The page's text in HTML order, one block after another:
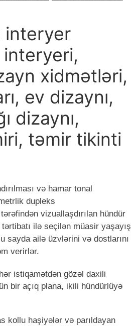
interyer
interyeri,
xidmətləri,
ev dizaynı,
dizaynı,
təmir tikinti
və hamar tonal
dupleks
vizuallaşdırılan hündür
ilə seçilən müasir yaşayış
sayda ailə üzvlərini və dostlarını
verirlər.
istiqamətdən gözəl daxili
bir açıq plana, ikili hündürlüyə
kollu haşiyələr və parıldayan